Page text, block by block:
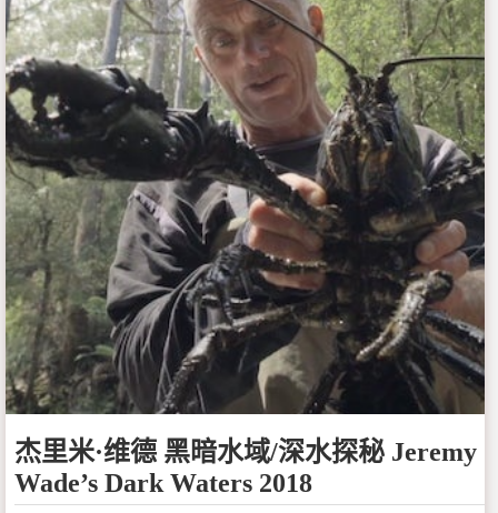
杰里米·维德 黑暗水域/深水探秘 Jeremy
Wade’s Dark Waters 2018